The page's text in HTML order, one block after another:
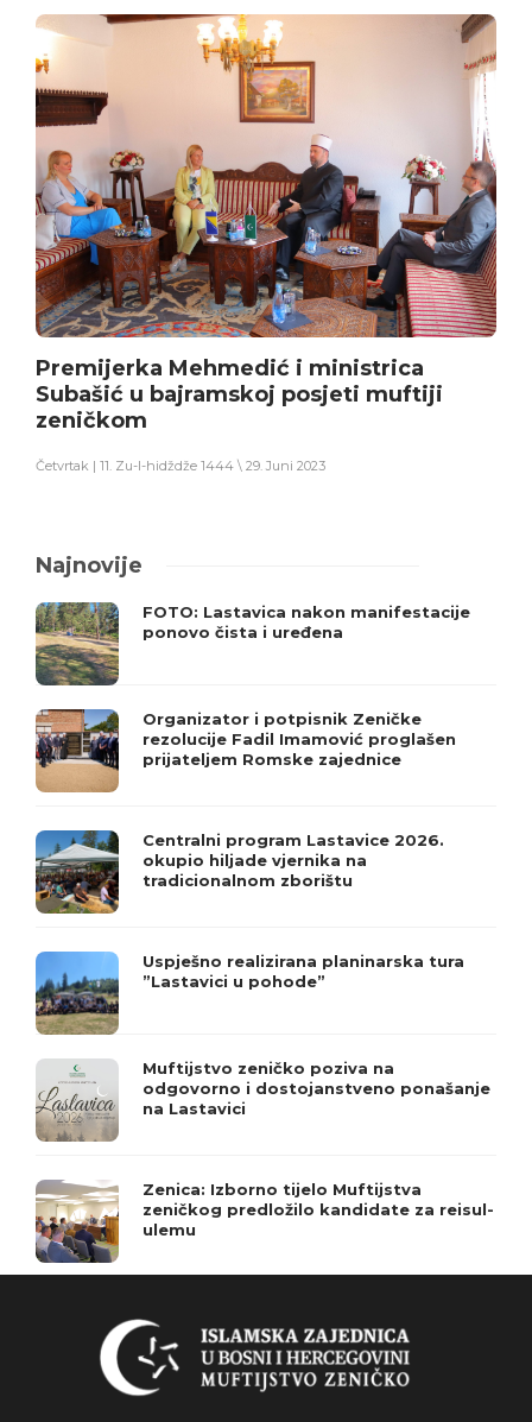
Premijerka Mehmedić i ministrica
Subašić u bajramskoj posjeti muftiji
zeničkom
Četvrtak | 11. Zu-l-hidždže 1444 \ 29. Juni 2023
Najnovije
FOTO: Lastavica nakon manifestacije
ponovo čista i uređena
Organizator i potpisnik Zeničke
rezolucije Fadil Imamović proglašen
prijateljem Romske zajednice
Centralni program Lastavice 2026.
okupio hiljade vjernika na
tradicionalnom zborištu
Uspješno realizirana planinarska tura
”Lastavici u pohode”
Muftijstvo zeničko poziva na
odgovorno i dostojanstveno ponašanje
na Lastavici
Zenica: Izborno tijelo Muftijstva
zeničkog predložilo kandidate za reisul-
ulemu